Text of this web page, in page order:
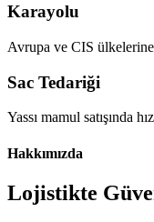
Karayolu
Avrupa ve CIS ülkelerine
Sac Tedariği
Yassı mamul satışında
Hakkımızda
Lojistikte